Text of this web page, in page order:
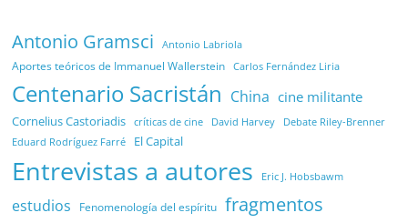
Antonio Gramsci Antonio Labriola
Aportes teóricos de Immanuel Wallerstein Carlos Fernández Liria
Centenario Sacristán China cine militante
Cornelius Castoriadis críticas de cine David Harvey Debate Riley-Brenner
Eduard Rodríguez Farré El Capital
Entrevistas a autores Eric J. Hobsbawm
estudios Fenomenología del espíritu fragmentos